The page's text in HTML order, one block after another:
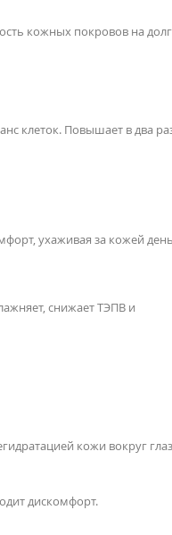
кожных покровов на
клеток. Повышает в два
ухаживая за кожей
снижает ТЭПВ и
кожи вокруг
дискомфорт.